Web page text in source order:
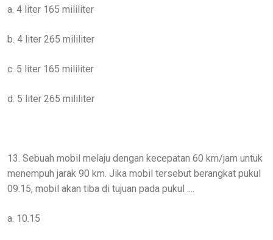
a. 4 liter 165 mililiter
b. 4 liter 265 mililiter
c. 5 liter 165 mililiter
d. 5 liter 265 mililiter
13. Sebuah mobil melaju dengan kecepatan 60 km/jam untuk
menempuh jarak 90 km. Jika mobil tersebut berangkat pukul
09.15, mobil akan tiba di tujuan pada pukul ....
a. 10.15